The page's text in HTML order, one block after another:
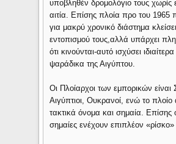
υποβληθέν δρομολόγιο τους χωρίς
αιτία. Επίσης πλοία προ του 1965
για μακρύ χρονικό διάστημα
εντοπισμού τους,αλλά υπάρχει
ότι κινούνται-αυτό ισχύσει
ψαράδικα της Αιγύπτου.
Οι Πλοίαρχοι των εμπορικών είναι
Αιγύπτιοι, Ουκρανοί, ενώ το πλοίο
τακτικά όνομα και σημαία. Επίσης
σημαίες ενέχουν επιπλέον «ρίσκο»